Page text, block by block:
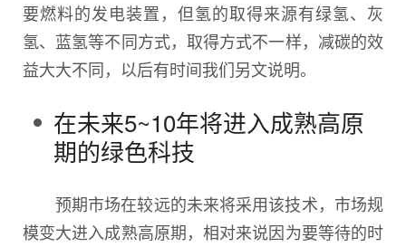
要燃料的发电装置，但氢的取得来源有绿氢、灰
氢、蓝氢等不同方式，取得方式不一样，减碳的效
益大大不同，以后有时间我们另文说明。
在未来5~10年将进入成熟高原
期的绿色科技
预期市场在较远的未来将采用该技术，市场规
模变大进入成熟高原期，相对来说因为要等待的时